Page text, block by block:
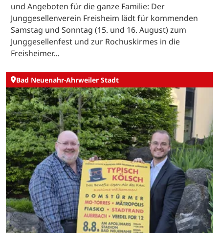
und Angeboten für die ganze Familie: Der
Junggesellenverein Freisheim lädt für kommenden
Samstag und Sonntag (15. und 16. August) zum
Junggesellenfest und zur Rochuskirmes in die
Freisheimer…
Bad Neuenahr-Ahrweiler Stadt